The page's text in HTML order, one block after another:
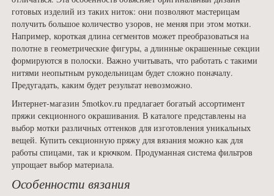
готовых изделий из таких ниток: они позволяют мастерицам
получить большое количество узоров, не меняя при этом мотки.
Например, короткая длина сегментов может преобразоваться на
полотне в геометрические фигуры, а длинные окрашенные секции
формируются в полоски. Важно учитывать, что работать с такими
нитями неопытным рукодельницам будет сложно поначалу.
Предугадать, каким будет результат невозможно.
Интернет-магазин 5motkov.ru предлагает богатый ассортимент
пряжи секционного окрашивания. В каталоге представлены на
выбор мотки различных оттенков для изготовления уникальных
вещей. Купить секционную пряжу для вязания можно как для
работы спицами, так и крючком. Продуманная система фильтров
упрощает выбор материала.
Особенности вязания